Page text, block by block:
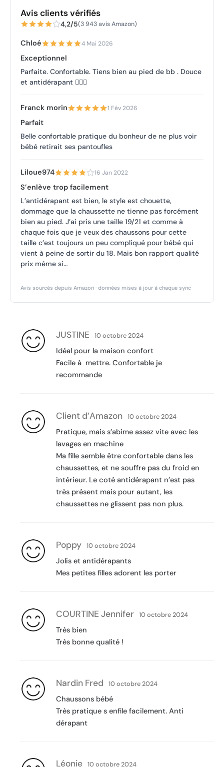
Avis clients vérifiés
4,2/5(3 943 avis Amazon)
Chloé 4 Mai 2026
Exceptionnel
Parfaite. Confortable. Tiens bien au pied de bb . Douce
et antidérapant 👍🏼✨️
Franck morin 1 Fév 2026
Parfait
Belle confortable pratique du bonheur de ne plus voir
bébé retirait ses pantoufles
Liloue974 16 Jan 2022
S’enlève trop facilement
L’antidérapant est bien, le style est chouette,
dommage que la chaussette ne tienne pas forcément
bien au pied. J’ai pris une taille 19/21 et comme à
chaque fois que je veux des chaussons pour cette
taille c’est toujours un peu compliqué pour bébé qui
vient à peine de sortir du 18. Mais bon rapport qualité
prix même si…
Avis sourcés depuis Amazon · données mises à jour à chaque sync
JUSTINE 10 octobre 2024
Idéal pour la maison confort
Facile à mettre. Confortable je
recommande
Client d’Amazon 10 octobre 2024
Pratique, mais s’abime assez vite avec les
lavages en machine
Ma fille semble être confortable dans les
chaussettes, et ne souffre pas du froid en
intérieur. Le coté antidérapant n’est pas
très présent mais pour autant, les
chaussettes ne glissent pas non plus.
Poppy 10 octobre 2024
Jolis et antidérapants
Mes petites filles adorent les porter
COURTINE Jennifer 10 octobre 2024
Très bien
Très bonne qualité !
Nardin Fred 10 octobre 2024
Chaussons bébé
Très pratique s enfile facilement. Anti
dérapant
Léonie 10 octobre 2024